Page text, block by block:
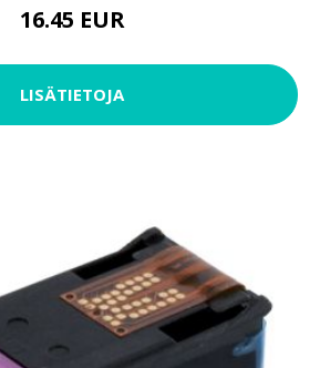
16.45 EUR
LISÄTIETOJA